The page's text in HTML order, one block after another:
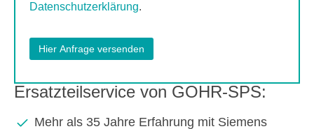
Datenschutzerklärung.
Ersatzteilservice von GOHR-SPS:
Mehr als 35 Jahre Erfahrung mit Siemens